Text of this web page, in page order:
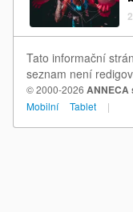
Tato informační
seznam není
© 2000-2026 ANNECA
Mobilní
Tablet |